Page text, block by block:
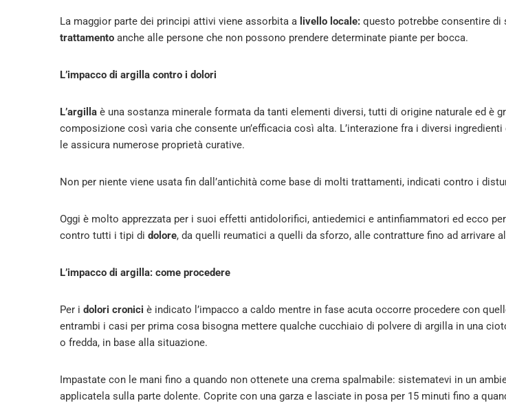
La maggior parte dei principi attivi viene assorbita a livello locale: questo potrebbe consentire di
trattamento anche alle persone che non possono prendere determinate piante per bocca.
L’impacco di argilla contro i dolori
L’argilla è una sostanza minerale formata da tanti elementi diversi, tutti di origine naturale ed è
composizione così varia che consente un’efficacia così alta. L’interazione fra i diversi
le assicura numerose proprietà curative.
Non per niente viene usata fin dall’antichità come base di molti trattamenti, indicati contro i
Oggi è molto apprezzata per i suoi effetti antidolorifici, antiedemici e antinfiammatori ed ecco
contro tutti i tipi di dolore, da quelli reumatici a quelli da sforzo, alle contratture fino ad arrivare
L’impacco di argilla: come procedere
Per i dolori cronici è indicato l’impacco a caldo mentre in fase acuta occorre procedere con
entrambi i casi per prima cosa bisogna mettere qualche cucchiaio di polvere di argilla in una
o fredda, in base alla situazione.
Impastate con le mani fino a quando non ottenete una crema spalmabile: sistematevi in un
applicatela sulla parte dolente. Coprite con una garza e lasciate in posa per 15 minuti fino a